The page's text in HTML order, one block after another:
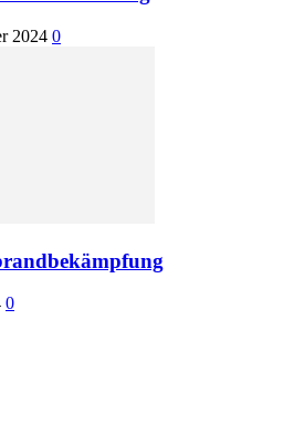
2024 0
0